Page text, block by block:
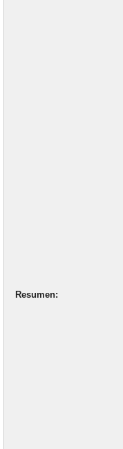
Resumen